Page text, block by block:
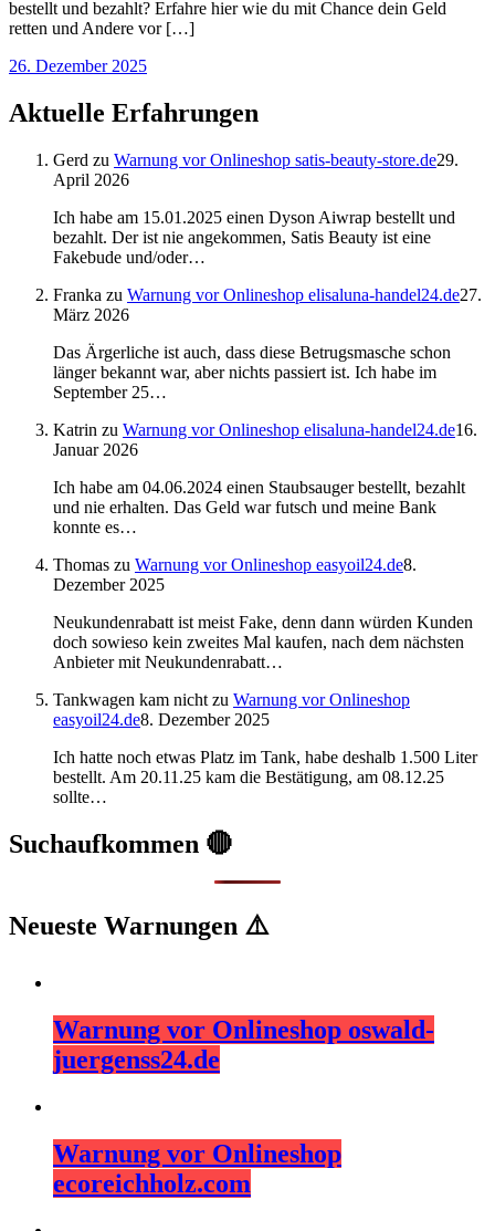
bestellt und bezahlt? Erfahre hier wie du mit Chance dein Geld
retten und Andere vor […]
26. Dezember 2025
Aktuelle Erfahrungen
Gerd zu Warnung vor Onlineshop satis-beauty-store.de29.
April 2026
Ich habe am 15.01.2025 einen Dyson Aiwrap bestellt und
bezahlt. Der ist nie angekommen, Satis Beauty ist eine
Fakebude und/oder…
Franka zu Warnung vor Onlineshop elisaluna-handel24.de27.
März 2026
Das Ärgerliche ist auch, dass diese Betrugsmasche schon
länger bekannt war, aber nichts passiert ist. Ich habe im
September 25…
Katrin zu Warnung vor Onlineshop elisaluna-handel24.de16.
Januar 2026
Ich habe am 04.06.2024 einen Staubsauger bestellt, bezahlt
und nie erhalten. Das Geld war futsch und meine Bank
konnte es…
Thomas zu Warnung vor Onlineshop easyoil24.de8.
Dezember 2025
Neukundenrabatt ist meist Fake, denn dann würden Kunden
doch sowieso kein zweites Mal kaufen, nach dem nächsten
Anbieter mit Neukundenrabatt…
Tankwagen kam nicht zu Warnung vor Onlineshop
easyoil24.de8. Dezember 2025
Ich hatte noch etwas Platz im Tank, habe deshalb 1.500 Liter
bestellt. Am 20.11.25 kam die Bestätigung, am 08.12.25
sollte…
Suchaufkommen 🔴
Neueste Warnungen ⚠️
Warnung vor Onlineshop oswald-
juergenss24.de
Warnung vor Onlineshop
ecoreichholz.com